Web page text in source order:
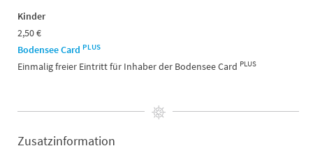
Kinder
2,50 €
Bodensee Card PLUS
Einmalig freier Eintritt für Inhaber der Bodensee Card PLUS
Zusatzinformation